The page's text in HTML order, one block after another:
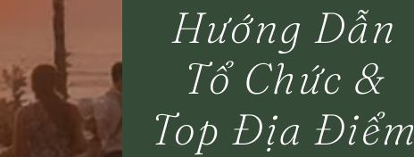
Hướng Dẫn
Tổ Chức &
Top Địa Điểm